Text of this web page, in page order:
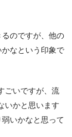
のですが、他の
なという印象で
ごいですが、流
いかと思います
いかなと思って